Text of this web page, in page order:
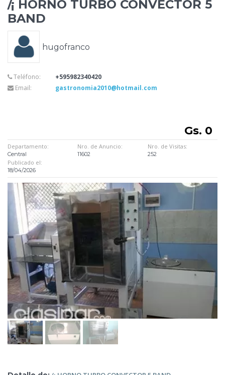
/¡ HORNO TURBO CONVECTOR 5
BAND
hugofranco
Teléfono:
+595982340420
Email:
gastronomia2010@hotmail.com
Gs. 0
Departamento:
Central
Nro. de Anuncio:
11602
Nro. de Visitas:
252
Publicado el:
18/04/2026